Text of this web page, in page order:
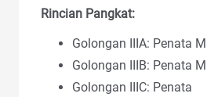
Rincian Pangkat:
Golongan IIIA: Penata
Golongan IIIB: Penata
Golongan IIIC: Penata